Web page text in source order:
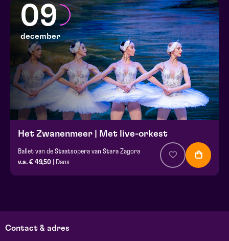
09
december
Het Zwanenmeer | Met live-orkest
Ballet van de Staatsopera van Stara Zagora
v.a. € 49,50 | Dans
Contact & adres